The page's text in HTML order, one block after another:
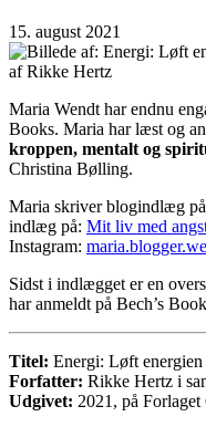
15. august 2021
Maria Wendt har endnu
Books. Maria har læst og
kroppen, mentalt og
Christina Bølling.
Maria skriver blogindlæg på
indlæg på: Mit liv med
Instagram:
Sidst i indlægget er en
har anmeldt på Bech’s
Titel: Energi: Løft
Forfatter: Rikke Hertz i
Udgivet: 2021, på Forlaget